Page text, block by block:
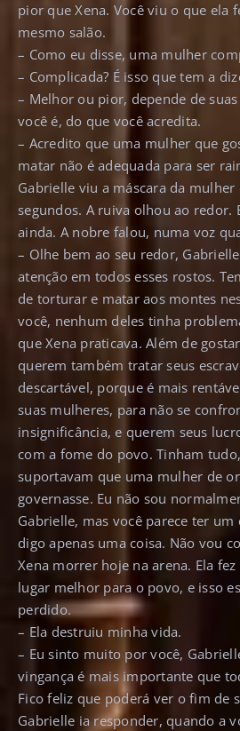
pior que Xena. Você viu o que ela
mesmo salão.
– Como eu disse, uma mulher
– Complicada? É isso que tem a
– Melhor ou pior, depende de
você é, do que você acredita.
– Acredito que uma mulher que
matar não é adequada para ser
Gabrielle viu a máscara da
segundos. A ruiva olhou ao redor.
ainda. A nobre falou, numa voz
– Olhe bem ao seu redor,
atenção em todos esses rostos.
de torturar e matar aos montes
você, nenhum deles tinha
que Xena praticava. Além de
querem também tratar seus
descartável, porque é mais
suas mulheres, para não se
insignificância, e querem seus
com a fome do povo. Tinham
suportavam que uma mulher de
governasse. Eu não sou
Gabrielle, mas você parece ter um
digo apenas uma coisa. Não vou
Xena morrer hoje na arena. Ela
lugar melhor para o povo, e isso
perdido.
– Ela destruiu minha vida.
– Eu sinto muito por você,
vingança é mais importante que
Fico feliz que poderá ver o fim de
Gabrielle ia responder, quando a